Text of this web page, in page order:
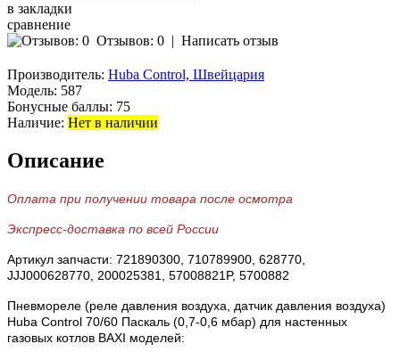
в закладки
сравнение
Отзывов: 0 | Написать отзыв
Производитель: Huba Control, Швейцария
Модель: 587
Бонусные баллы: 75
Наличие: Нет в наличии
Описание
Оплата при получении товара после осмотра
Экспресс-доставка по всей России
Артикул запчасти: 721890300, 710789900, 628770,
JJJ000628770, 200025381, 57008821P, 5700882
Пневмореле (реле давления воздуха, датчик давления воздуха)
Huba Control 70/60 Паскаль (0,7-0,6 мбар) для настенных
газовых котлов BAXI моделей: